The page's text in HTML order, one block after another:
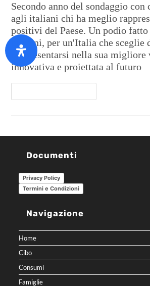
Secondo anno del sondaggio
agli italiani chi ha meglio
positivi del Paese. Un podio
giovani, per un'Italia che sceglie
rappresentarsi nella sua migliore
innovativa e proiettata al futuro
Documenti
Privacy Policy
Termini e Condizioni
Navigazione
Home
Cibo
Consumi
Famiglie